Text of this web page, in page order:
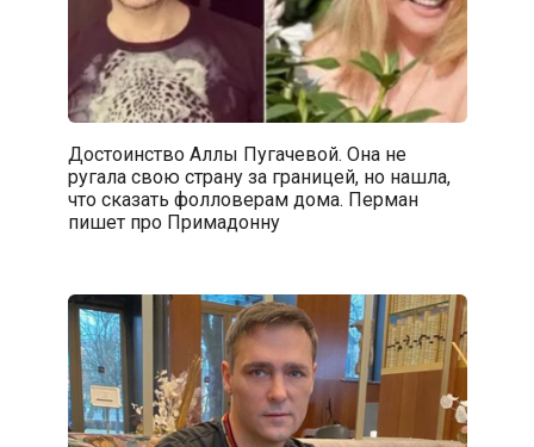
Достоинство Аллы Пугачевой. Она не
ругала свою страну за границей, но нашла,
что сказать фолловерам дома. Перман
пишет про Примадонну